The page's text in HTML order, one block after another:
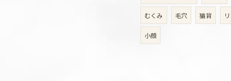
むくみ 毛穴 猫背
小顔